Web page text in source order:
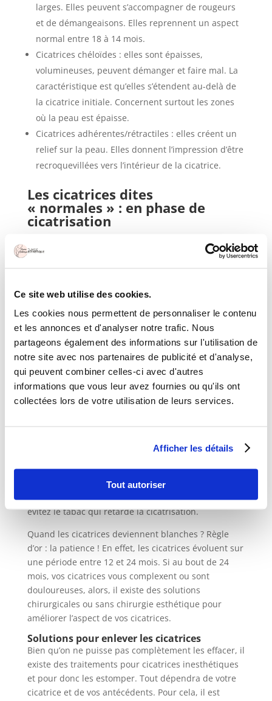
Ce site web utilise des cookies.
Les cookies nous permettent de personnaliser le contenu
et les annonces et d'analyser notre trafic. Nous
partageons également des informations sur l'utilisation de
notre site avec nos partenaires de publicité et d'analyse,
qui peuvent combiner celles-ci avec d'autres
informations que vous leur avez fournies ou qu'ils ont
collectées lors de votre utilisation de leurs services.
Afficher les détails
Tout autoriser
larges. Elles peuvent s’accompagner de rougeurs
et de démangeaisons. Elles reprennent un aspect
normal entre 18 à 14 mois.
Cicatrices chéloïdes : elles sont épaisses,
volumineuses, peuvent démanger et faire mal. La
caractéristique est qu’elles s’étendent au-delà de
la cicatrice initiale. Concernent surtout les zones
où la peau est épaisse.
Cicatrices adhérentes/rétractiles : elles créent un
relief sur la peau. Elles donnent l’impression d’être
recroquevillées vers l’intérieur de la cicatrice.
Les cicatrices dites
« normales » : en phase de
cicatrisation
cicatrisation ! Elles peuvent aussi être dures, avoir
Cicatrices blanches : aussi une phase de
Cicatrices : comment les éviter ?
Pour éviter d’avoir des cicatrices inesthétiques à la
suite d’une opération, il convient de suivre les
préconisations de votrechirurgien esthétique en
Tunisie: utilisez des pansements de qualité (par
exemple en gel de silicone) qui éviteront les
assouplir la cicatrice (quand masser les cicatrices ?
quand la plaie est cicatrisée, pas avant !) ;
éventuellement appliquez une crème cicatrisante
(demandez conseil à votre chirurgien esthétique) ;
protégez absolument vos cicatrices du soleil et enfin,
évitez le tabac qui retarde la cicatrisation.
Quand les cicatrices deviennent blanches ? Règle
d’or : la patience ! En effet, les cicatrices évoluent sur
une période entre 12 et 24 mois. Si au bout de 24
mois, vos cicatrices vous complexent ou sont
douloureuses, alors, il existe des solutions
chirurgicales ou sans chirurgie esthétique pour
améliorer l’aspect de vos cicatrices.
Solutions pour enlever les cicatrices
Bien qu’on ne puisse pas complètement les effacer, il
existe des traitements pour cicatrices inesthétiques
et pour donc les estomper. Tout dépendra de votre
cicatrice et de vos antécédents. Pour cela, il est